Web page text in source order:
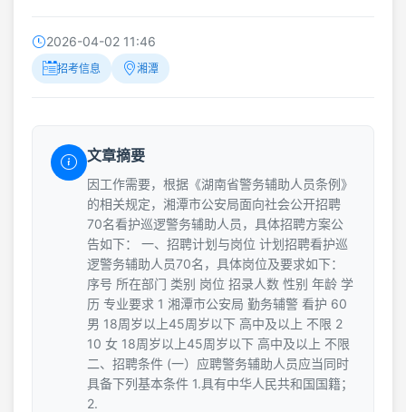
2026-04-02 11:46
招考信息 湘潭
文章摘要
因工作需要，根据《湖南省警务辅助人员条例》
的相关规定，湘潭市公安局面向社会公开招聘
70名看护巡逻警务辅助人员，具体招聘方案公
告如下： 一、招聘计划与岗位 计划招聘看护巡
逻警务辅助人员70名，具体岗位及要求如下：
序号 所在部门 类别 岗位 招录人数 性别 年龄 学
历 专业要求 1 湘潭市公安局 勤务辅警 看护 60
男 18周岁以上45周岁以下 高中及以上 不限 2
10 女 18周岁以上45周岁以下 高中及以上 不限
二、招聘条件 (一）应聘警务辅助人员应当同时
具备下列基本条件 1.具有中华人民共和国国籍；
2.